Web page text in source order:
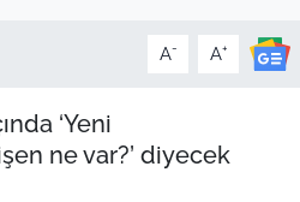
A- A+
‘Yeni
ne var?’ diyecek